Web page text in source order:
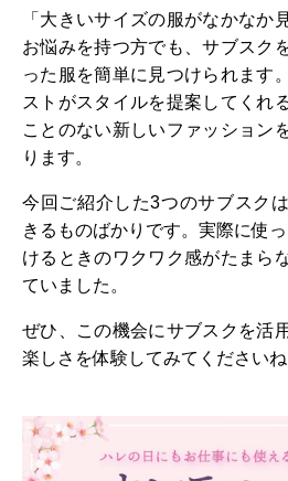
「大きいサイズの服がなかな
お悩みを持つ方でも、サブスク
った服を簡単に見つけられます
ストがスタイルを提案してくれ
ことのない新しいファッション
ります。
今回ご紹介した3つのサブスク
きるものばかりです。実際に使
けるときのワクワク感がたまら
ていました。
ぜひ、この機会にサブスクを活
楽しさを体験してみてくださいね